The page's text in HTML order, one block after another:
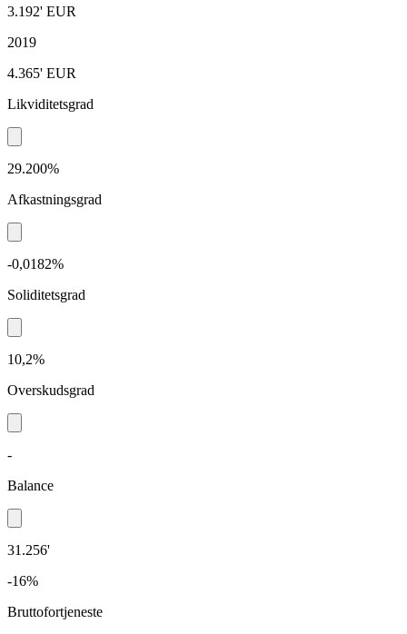
3.192' EUR
2019
4.365' EUR
Likviditetsgrad
29.200%
Afkastningsgrad
-0,0182%
Soliditetsgrad
10,2%
Overskudsgrad
-
Balance
31.256'
-16%
Bruttofortjeneste